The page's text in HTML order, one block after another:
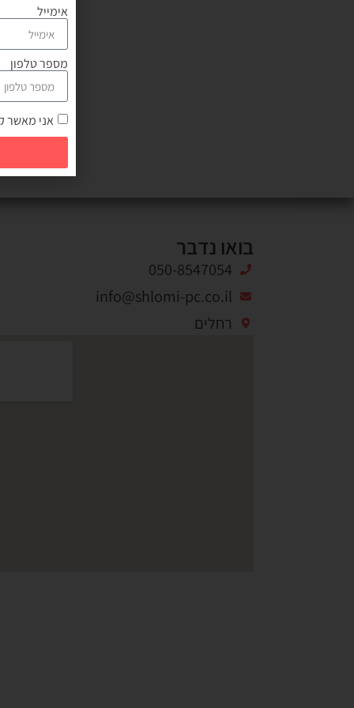
בואו נדבר
050-8547054
info@shlomi-pc.co.il
רחלים
אימייל
מספר טלפון
אני מאשר